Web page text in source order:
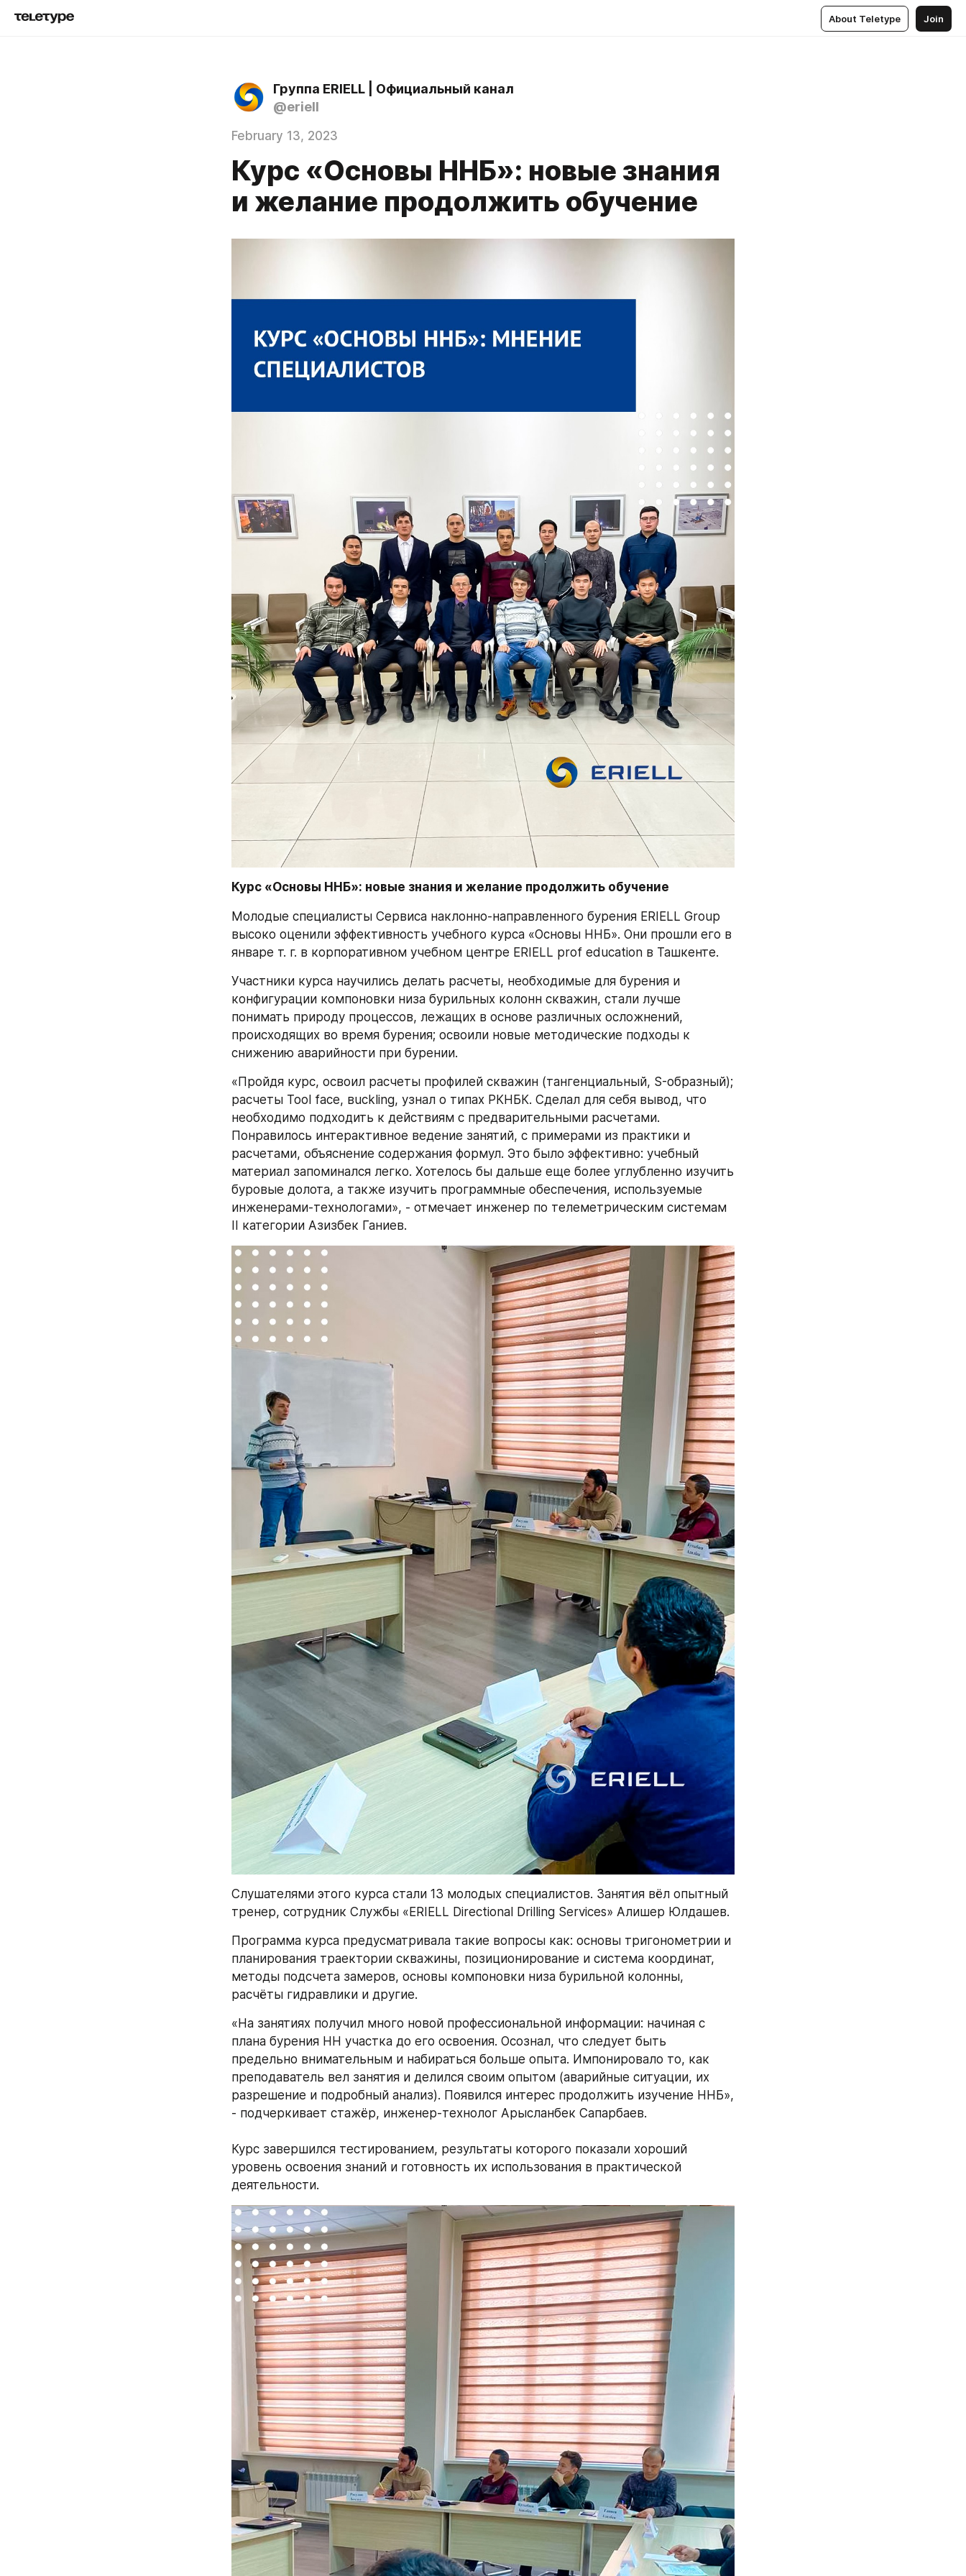
About Teletype Join
Группа ERIELL | Официальный канал
@eriell
February 13, 2023
Курс «Основы ННБ»: новые знания
и желание продолжить обучение
Курс «Основы ННБ»: новые знания и желание продолжить обучение
Молодые специалисты Сервиса наклонно-направленного бурения ERIELL Group
высоко оценили эффективность учебного курса «Основы ННБ». Они прошли его в
январе т. г. в корпоративном учебном центре ERIELL prof еducation в Ташкенте.
Участники курса научились делать расчеты, необходимые для бурения и
конфигурации компоновки низа бурильных колонн скважин, стали лучше
понимать природу процессов, лежащих в основе различных осложнений,
происходящих во время бурения; освоили новые методические подходы к
снижению аварийности при бурении.
«Пройдя курс, освоил расчеты профилей скважин (тангенциальный, S-образный);
расчеты Tool facе, вuckling, узнал о типах РКНБК. Сделал для себя вывод, что
необходимо подходить к действиям с предварительными расчетами.
Понравилось интерактивное ведение занятий, с примерами из практики и
расчетами, объяснение содержания формул. Это было эффективно: учебный
материал запоминался легко. Хотелось бы дальше еще более углубленно изучить
буровые долота, а также изучить программные обеспечения, используемые
инженерами-технологами», - отмечает инженер по телеметрическим системам
II категории Азизбек Ганиев.
Слушателями этого курса стали 13 молодых специалистов. Занятия вёл опытный
тренер, сотрудник Службы «ERIELL Directional Drilling Services» Алишер Юлдашев.
Программа курса предусматривала такие вопросы как: основы тригонометрии и
планирования траектории скважины, позиционирование и система координат,
методы подсчета замеров, основы компоновки низа бурильной колонны,
расчёты гидравлики и другие.
«На занятиях получил много новой профессиональной информации: начиная с
плана бурения НН участка до его освоения. Осознал, что следует быть
предельно внимательным и набираться больше опыта. Импонировало то, как
преподаватель вел занятия и делился своим опытом (аварийные ситуации, их
разрешение и подробный анализ). Появился интерес продолжить изучение ННБ»,
- подчеркивает стажёр, инженер-технолог Арысланбек Сапарбаев.
Курс завершился тестированием, результаты которого показали хороший
уровень освоения знаний и готовность их использования в практической
деятельности.